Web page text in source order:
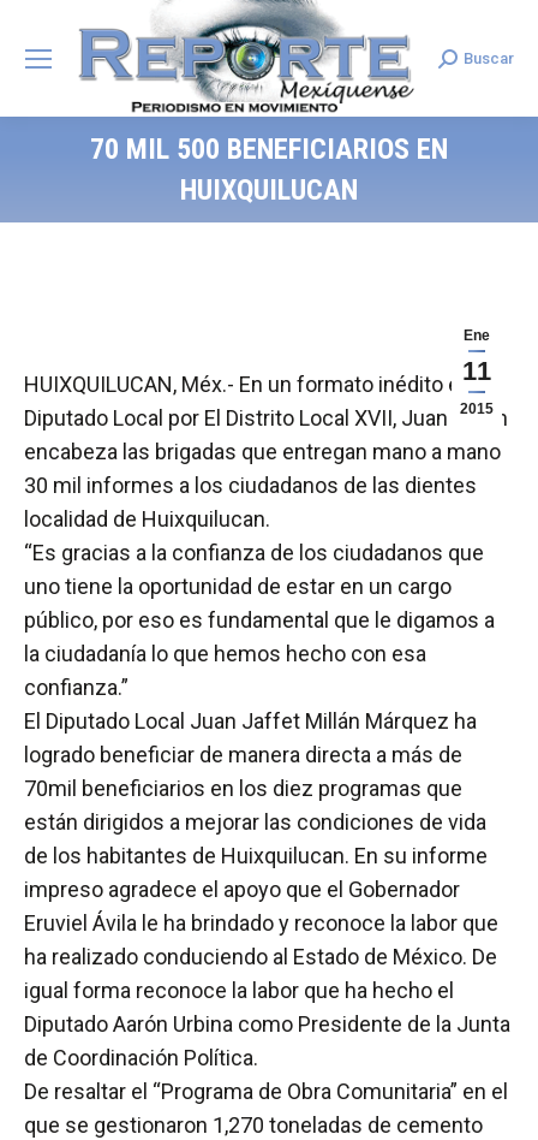
Search:
Buscar
70 MIL 500 BENEFICIARIOS EN
HUIXQUILUCAN
Ene
11
2015
HUIXQUILUCAN, Méx.- En un formato inédito el
Diputado Local por El Distrito Local XVII, Juan Millán
encabeza las brigadas que entregan mano a mano
30 mil informes a los ciudadanos de las dientes
localidad de Huixquilucan.
“Es gracias a la confianza de los ciudadanos que
uno tiene la oportunidad de estar en un cargo
público, por eso es fundamental que le digamos a
la ciudadanía lo que hemos hecho con esa
confianza.”
El Diputado Local Juan Jaffet Millán Márquez ha
logrado beneficiar de manera directa a más de
70mil beneficiarios en los diez programas que
están dirigidos a mejorar las condiciones de vida
de los habitantes de Huixquilucan. En su informe
impreso agradece el apoyo que el Gobernador
Eruviel Ávila le ha brindado y reconoce la labor que
ha realizado conduciendo al Estado de México. De
igual forma reconoce la labor que ha hecho el
Diputado Aarón Urbina como Presidente de la Junta
de Coordinación Política.
De resaltar el “Programa de Obra Comunitaria” en el
que se gestionaron 1,270 toneladas de cemento